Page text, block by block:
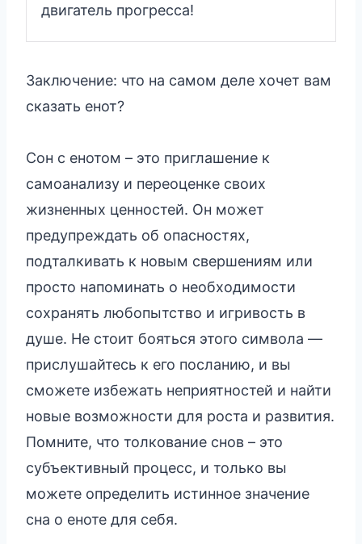
двигатель прогресса!
Заключение: что на самом деле хочет вам
сказать енот?
Сон с енотом – это приглашение к
самоанализу и переоценке своих
жизненных ценностей. Он может
предупреждать об опасностях,
подталкивать к новым свершениям или
просто напоминать о необходимости
сохранять любопытство и игривость в
душе. Не стоит бояться этого символа —
прислушайтесь к его посланию, и вы
сможете избежать неприятностей и найти
новые возможности для роста и развития.
Помните, что толкование снов – это
субъективный процесс, и только вы
можете определить истинное значение
сна о еноте для себя.